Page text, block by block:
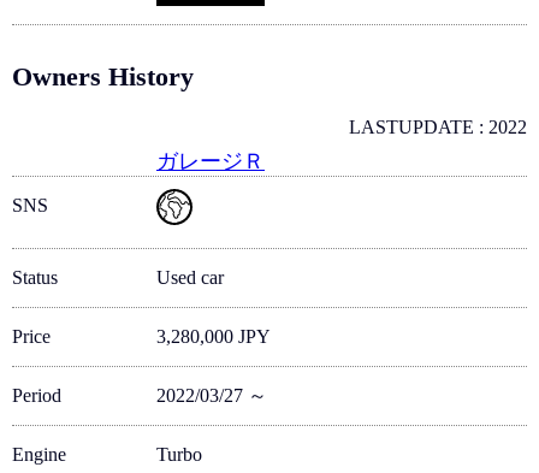
Owners History
ガレージＲ
LASTUPDATE : 2022
SNS
Status Used car
Price 3,280,000 JPY
Period 2022/03/27 ～
Engine Turbo